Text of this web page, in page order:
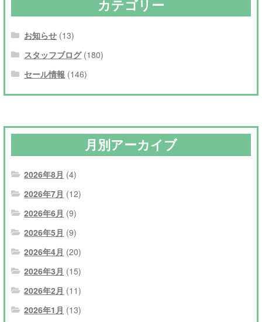
カテゴリー
お知らせ (13)
スタッフブログ(180)
セール情報 (146)
月別アーカイブ
2026年8月 (4)
2026年7月 (12)
2026年6月 (9)
2026年5月 (9)
2026年4月 (20)
2026年3月 (15)
2026年2月 (11)
2026年1月 (13)